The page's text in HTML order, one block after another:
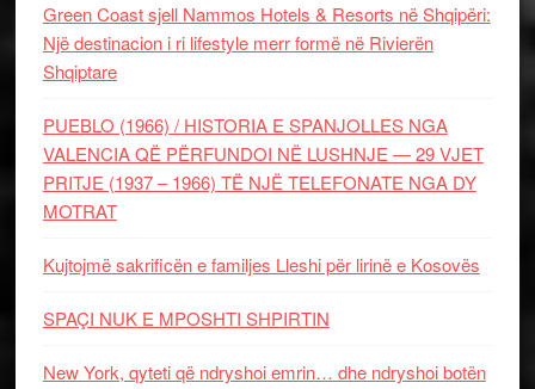
Green Coast sjell Nammos Hotels & Resorts në Shqipëri:
Një destinacion i ri lifestyle merr formë në Rivierën
Shqiptare
PUEBLO (1966) / HISTORIA E SPANJOLLES NGA
VALENCIA QË PËRFUNDOI NË LUSHNJE — 29 VJET
PRITJE (1937 – 1966) TË NJË TELEFONATE NGA DY
MOTRAT
Kujtojmë sakrificën e familjes Lleshi për lirinë e Kosovës
SPAÇI NUK E MPOSHTI SHPIRTIN
New York, qyteti që ndryshoi emrin… dhe ndryshoi botën